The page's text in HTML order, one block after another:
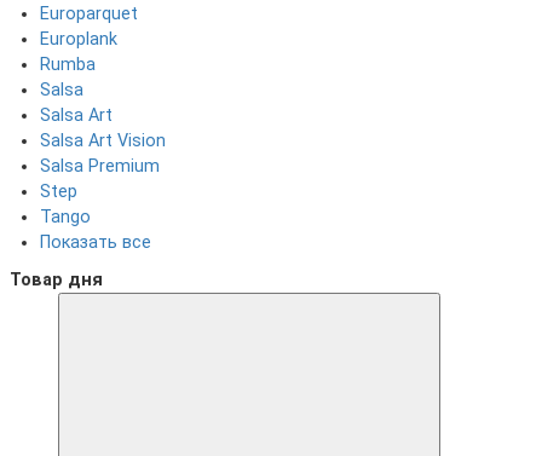
Europarquet
Europlank
Rumba
Salsa
Salsa Art
Salsa Art Vision
Salsa Premium
Step
Tango
Показать все
Товар дня